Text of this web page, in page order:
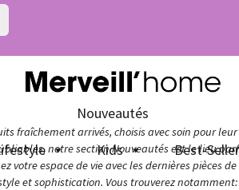
Nouveautés
fraîchement arrivés, choisis avec soin pour
notre section Nouveautés est le lieu
votre espace de vie avec les dernières pièces
et sophistication. Vous trouverez
Kids Best-